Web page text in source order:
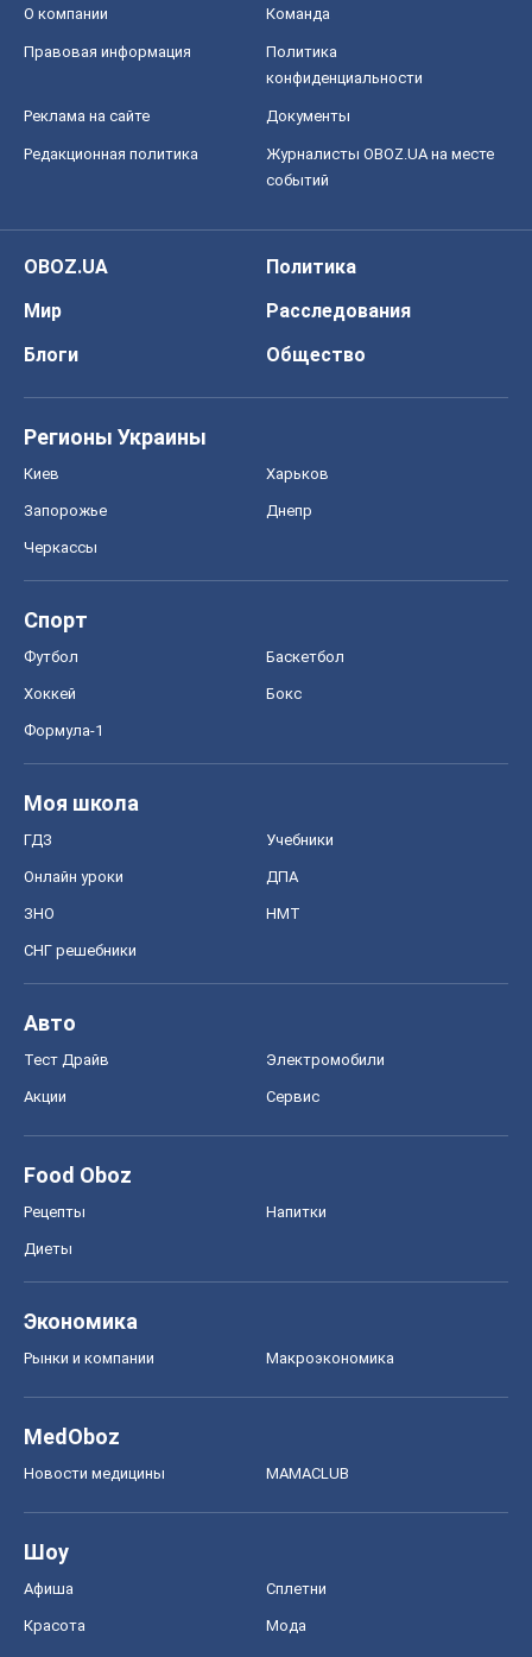
О компании Команда
Правовая информация
Политика
конфиденциальности
Реклама на сайте Документы
Редакционная политика
Журналисты OBOZ.UA на месте
событий
OBOZ.UA
Политика
Мир
Расследования
Блоги
Общество
Регионы Украины
Киев Харьков
Запорожье Днепр
Черкассы
Спорт
Футбол Баскетбол
Хоккей Бокс
Формула-1
Моя школа
ГДЗ Учебники
Онлайн уроки ДПА
ЗНО НМТ
СНГ решебники
Авто
Тест Драйв Электромобили
Акции Сервис
Food Oboz
Рецепты Напитки
Диеты
Экономика
Рынки и компании Mакроэкономика
MedOboz
Новости медицины MAMACLUB
Шоу
Афиша Сплетни
Красота Мода